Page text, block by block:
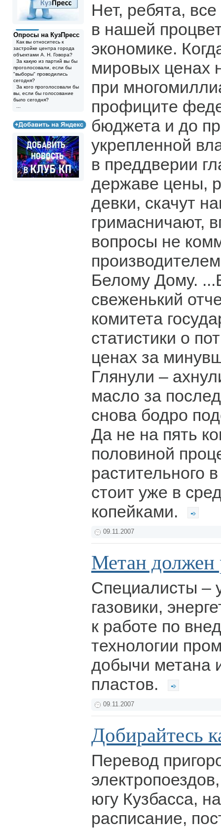
Опросы на КузПресс
Как вы относитесь к
застройке центра города
объектами А. Н. Говора?
За какую из партий вы бы
проголосовали, если бы
"выборы" проводились
сегодня?
За кого проголосовали бы
вы, если бы голосование
было сегодня?
Нет, ребята,
в нашей
экономике.
мировых ценах
при
профиците
бюджета и до
укрепленной
в преддверии
державе цены,
девки, скачут
гримасничают,
вопросы не
Белому Дому.
свеженький
комитета
статистики о
ценах за
Глянули –
масло за
снова бодро
Да не на пять
половиной
растительного
стоит уже в
копейками.
09.11.2007
Метан должен
Специалисты –
газовики,
к работе по
технологии
добычи метана
пластов.
09.11.2007
Добирайтесь
Перевод
югу Кузбасса,
расписание,